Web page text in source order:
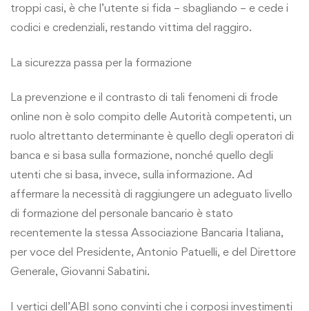
troppi casi, è che l’utente si fida – sbagliando – e cede i
codici e credenziali, restando vittima del raggiro.
La sicurezza passa per la formazione
La prevenzione e il contrasto di tali fenomeni di frode
online non è solo compito delle Autorità competenti, un
ruolo altrettanto determinante è quello degli operatori di
banca e si basa sulla formazione, nonché quello degli
utenti che si basa, invece, sulla informazione. Ad
affermare la necessità di raggiungere un adeguato livello
di formazione del personale bancario è stato
recentemente la stessa Associazione Bancaria Italiana,
per voce del Presidente, Antonio Patuelli, e del Direttore
Generale, Giovanni Sabatini.
I vertici dell’ABI sono convinti che i corposi investimenti